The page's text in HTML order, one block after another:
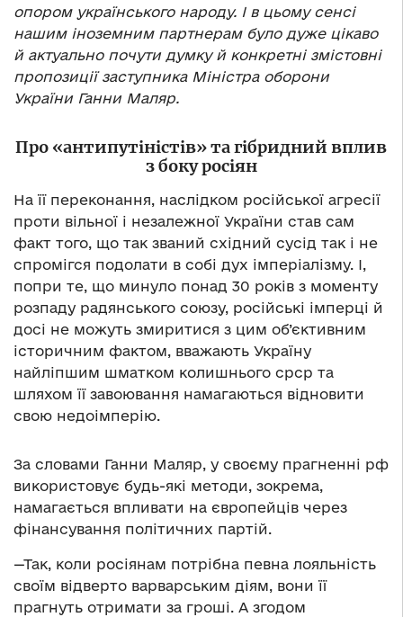
опором українського народу. І в цьому сенсі
нашим іноземним партнерам було дуже цікаво
й актуально почути думку й конкретні змістовні
пропозиції заступника Міністра оборони
України Ганни Маляр.
Про «антипутіністів» та гібридний вплив
з боку росіян
На її переконання, наслідком російської агресії
проти вільної і незалежної України став сам
факт того, що так званий східний сусід так і не
спромігся подолати в собі дух імперіалізму. І,
попри те, що минуло понад 30 років з моменту
розпаду радянського союзу, російські імперці й
досі не можуть змиритися з цим об’єктивним
історичним фактом, вважають Україну
найліпшим шматком колишнього срср та
шляхом її завоювання намагаються відновити
свою недоімперію.
За словами Ганни Маляр, у своєму прагненні рф
використовує будь-які методи, зокрема,
намагається впливати на європейців через
фінансування політичних партій.
—Так, коли росіянам потрібна певна лояльність
своїм відверто варварським діям, вони її
прагнуть отримати за гроші. А згодом